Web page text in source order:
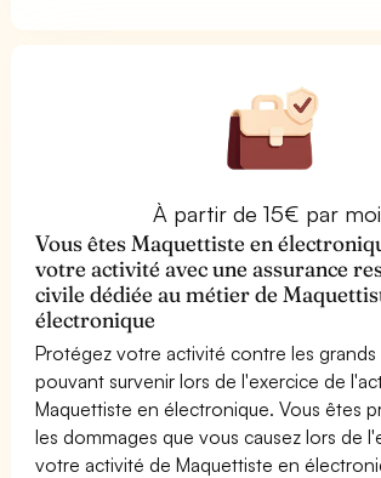
À partir de 15€ par
Vous êtes Maquettiste en
votre activité avec une assurance
civile dédiée au métier de
électronique
Protégez votre activité contre les grands
pouvant survenir lors de l'exercice de
Maquettiste en électronique. Vous êtes
les dommages que vous causez lors de
votre activité de Maquettiste en